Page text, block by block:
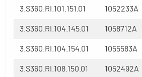
3.S360.RI.101.151.01 1052233A
3.S360.RI.104.145.01 1058712A
3.S360.RI.104.154.01 1055583A
3.S360.RI.108.150.01 1052492A